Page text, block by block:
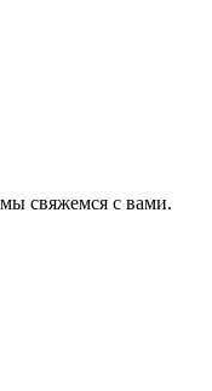
свяжемся с вами.